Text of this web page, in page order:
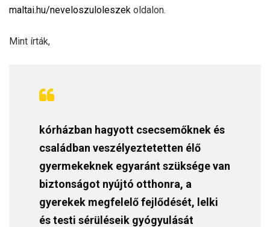
maltai.hu/neveloszuloleszek oldalon.
Mint írták,
kórházban hagyott csecsemőknek és
családban veszélyeztetetten élő
gyermekeknek egyaránt szüksége van
biztonságot nyújtó otthonra, a
gyerekek megfelelő fejlődését, lelki
és testi sérüléseik gyógyulását